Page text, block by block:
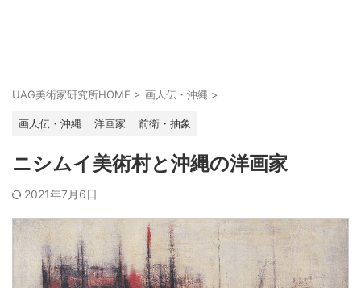
UAG美術家研究所HOME > 画人伝・沖縄 >
画人伝・沖縄 洋画家 前衛・抽象
ニシムイ美術村と沖縄の洋画家
2021年7月6日